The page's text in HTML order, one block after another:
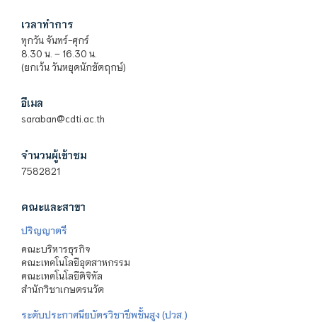
เวลาทำการ
ทุกวัน จันทร์-ศุกร์
8.30 น. – 16.30 น.
(ยกเว้น วันหยุดนักขัตฤกษ์)
อีเมล
saraban@cdti.ac.th
จำนวนผู้เข้าชม
7582821
คณะและสาขา
ปริญญาตรี
คณะบริหารธุรกิจ
คณะเทคโนโลยีอุตสาหกรรม
คณะเทคโนโลยีดิจิทัล
สำนักวิชาเกษตรนวัต
ระดับประกาศนียบัตรวิชาชีพชั้นสูง (ปวส.)